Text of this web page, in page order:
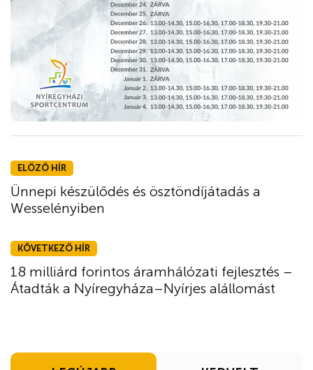
ELŐZŐ HÍR
Ünnepi készülődés és ösztöndíjátadás a
Wesselényiben
KÖVETKEZŐ HÍR
18 milliárd forintos áramhálózati fejlesztés –
Átadták a Nyíregyháza–Nyírjes alállomást